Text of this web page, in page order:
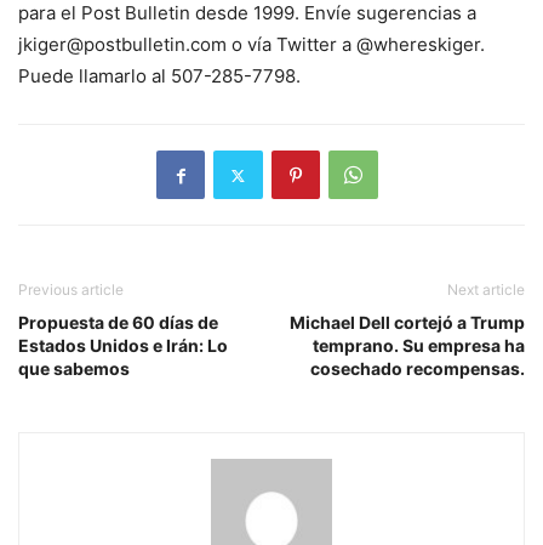
para el Post Bulletin desde 1999. Envíe sugerencias a
jkiger@postbulletin.com o vía Twitter a @whereskiger.
Puede llamarlo al 507-285-7798.
Previous article
Propuesta de 60 días de
Estados Unidos e Irán: Lo
que sabemos
Next article
Michael Dell cortejó a Trump
temprano. Su empresa ha
cosechado recompensas.